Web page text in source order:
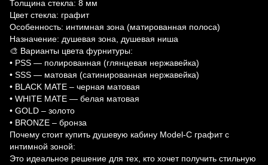
Толщина стекла: 8 мм
Цвет стекла: графит
Особенность: интимная зона (матированная полоса)
Назначение: душевая зона, душевая ниша
🎨 Варианты цвета фурнитуры:
• PSS — полированная (глянцевая нержавейка)
• SSS — матовая (сатинированная нержавейка)
• BLACK MATE – черная матовая
• WHITE MATE — белая матовая
• GOLD – золото
• BRONZE – бронза
Почему стоит купить душевую кабину Model-C графит с
интимной зоной:
Это идеальное решение для тех, кто хочет получить стильную